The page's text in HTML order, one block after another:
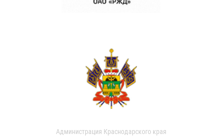
Администрация Краснодарского края